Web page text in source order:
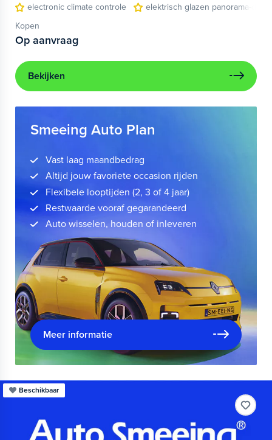
electronic climate controle
elektrisch glazen panorama-dak
Kopen
Op aanvraag
Bekijken
Smeeing Auto Plan
Vast laag maandbedrag
Altijd jouw favoriete occasion rijden
Flexibele looptijden (2, 3 of 4 jaar)
Restwaarde vooraf gegarandeerd
Auto wisselen, houden of inleveren
Meer informatie
Beschikbaar